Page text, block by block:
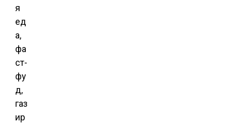
я
ед
а,
фа
ст-
фу
д,
газ
ир